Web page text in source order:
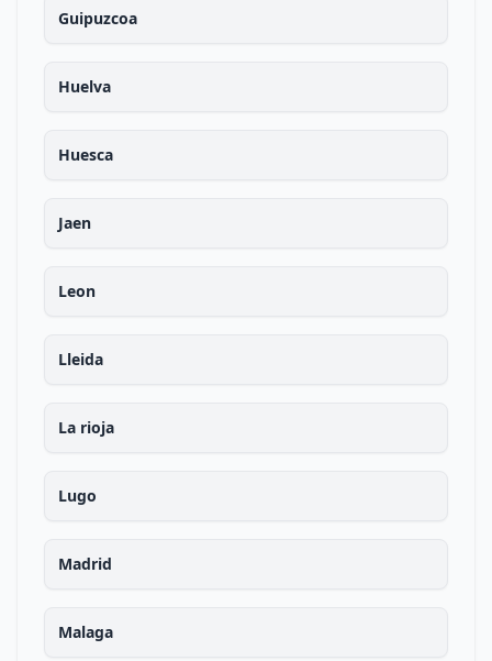
Guipuzcoa
Huelva
Huesca
Jaen
Leon
Lleida
La rioja
Lugo
Madrid
Malaga